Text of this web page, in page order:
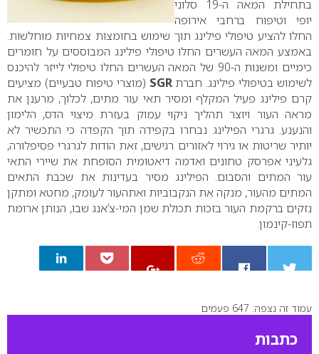
בתחילת המאה ה-19 סלוני
יופי וטיפוח ברחבי אירופה
החלו להציע טיפולי פילינג תוך שימוש בחומצות צמחיות מוחלשות.
באמצע המאה העשרים החלו טיפולי פילינג המבוססים על חומרים
כימיים ומשנות ה-90 של המאה העשרים החלו טיפולי לייזר להיכנס
לשימוש בטיפולי פילינג. חברתSGR (מוצרי טיפוח טבעיים) מציעים
קרם פילינג פעיל המקלף ומסיר תאי עור מתים, לכלוך, מרענן את
מראה העור ויוצר תהליך ניקוי עמוק בעזרת מיצוי הדס, הלימון
והנענע. גרגרי הפילינג נבחרו בקפידה תוך הקפדה כי התכשיר לא
יותיר שריטות או גירוי לאזורים רגישים, זאת הודות לגרגרי פסיפלורה,
גלעיני אפרסק טחונים ואדמה דיאטומית הסופחת את שיירי התאי
עור המתים והסבום. הפילינג מסיר בעדינות את שכבת התאים
המתים מהעור, מנקה את הנקבוביות ואתהעור לעומק, מחטא ומתקן
נזקים ברקמת העור בזכות תכולת שמן המי-צ’אנג שבו, הנותן ארומת
תפוז-קינמון.
0
עמוד זה נצפה: 647 פעמים
כתבות